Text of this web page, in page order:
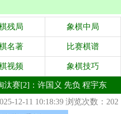
残局 象棋中局
名著 比赛棋谱
视频 象棋技巧
汰赛[2]：许国义 先负 程宇东
12-11 10:18:39 浏览次数：202